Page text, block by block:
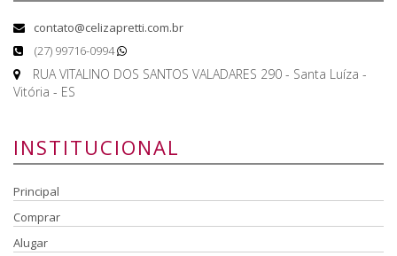
contato@celizapretti.com.br
(27) 99716-0994
RUA VITALINO DOS SANTOS VALADARES 290 - Santa Luíza -
Vitória - ES
INSTITUCIONAL
Principal
Comprar
Alugar